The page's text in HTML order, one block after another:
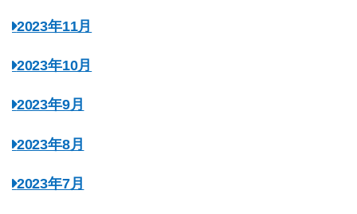
2023年11月
2023年10月
2023年9月
2023年8月
2023年7月